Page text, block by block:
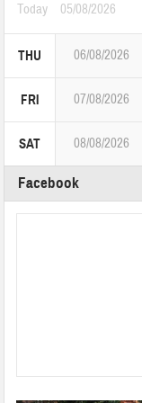
Today 05/08/2026
THU 06/08/2026
FRI 07/08/2026
SAT 08/08/2026
Facebook